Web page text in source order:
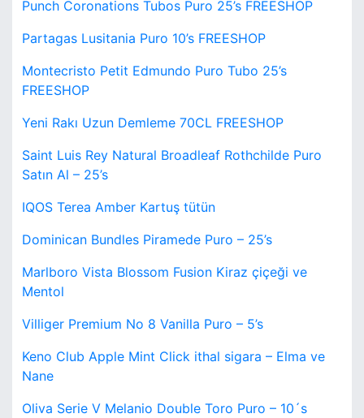
Punch Coronations Tubos Puro 25’s FREESHOP
Partagas Lusitania Puro 10’s FREESHOP
Montecristo Petit Edmundo Puro Tubo 25’s
FREESHOP
Yeni Rakı Uzun Demleme 70CL FREESHOP
Saint Luis Rey Natural Broadleaf Rothchilde Puro
Satın Al – 25’s
IQOS Terea Amber Kartuş tütün
Dominican Bundles Piramede Puro – 25’s
Marlboro Vista Blossom Fusion Kiraz çiçeği ve
Mentol
Villiger Premium No 8 Vanilla Puro – 5’s
Keno Club Apple Mint Click ithal sigara – Elma ve
Nane
Oliva Serie V Melanio Double Toro Puro – 10´s